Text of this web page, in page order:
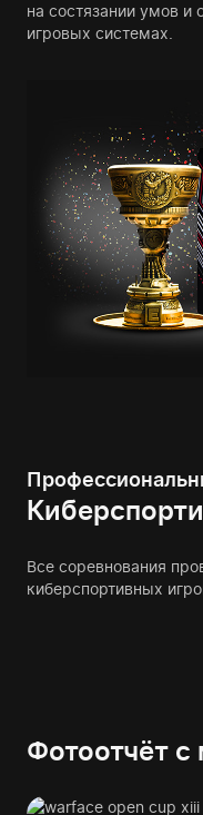
на состязании умов
игровых системах.
Все соревнования
киберспортивных
Фотоотчёт с